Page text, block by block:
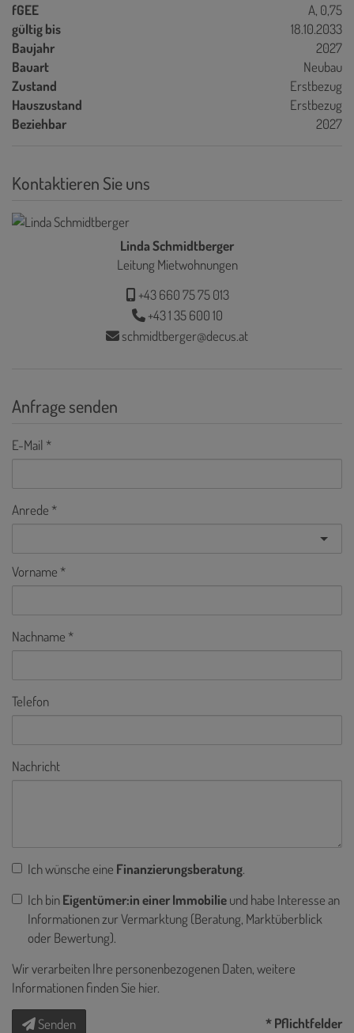
fGEE
A, 0,75
gültig bis
18.10.2033
Baujahr
2027
Bauart
Neubau
Zustand
Erstbezug
Hauszustand
Erstbezug
Beziehbar
2027
Kontaktieren Sie uns
Linda Schmidtberger
Leitung Mietwohnungen
+43 660 75 75 013
+43 1 35 600 10
schmidtberger@decus.at
Anfrage senden
E-Mail
Anrede
Vorname
Nachname
Telefon
Nachricht
Ich wünsche eine Finanzierungsberatung.
Ich binEigentümer:in einer Immobilieund habe Interesse an
Informationen zur Vermarktung (Beratung, Marktüberblick
oder Bewertung).
Wir verarbeiten Ihre personenbezogenen Daten, weitere
Informationen finden Sie hier.
Senden * Pflichtfelder